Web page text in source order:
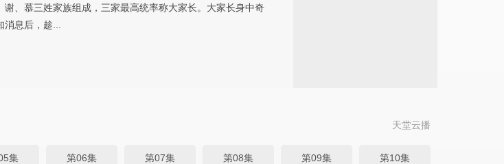
、慕三姓家族组成，三家最高统率称大家长。大家长身中奇
息后，趁...
天堂云播
集 第06集 第07集 第08集 第09集 第10集